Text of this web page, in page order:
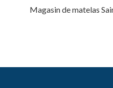
Magasin de matelas